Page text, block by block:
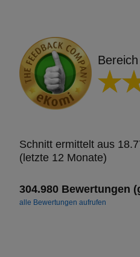
Schnitt ermittelt aus
(letzte 12 Monate)
304.980 Bewertungen
alle Bewertungen aufrufen